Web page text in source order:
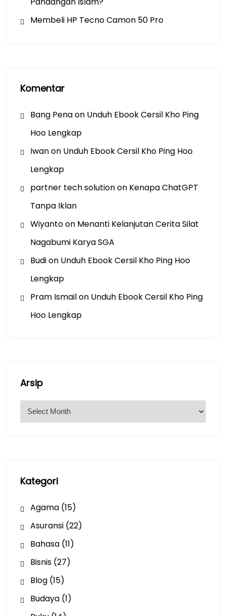
Membeli HP Tecno Camon 50 Pro
Komentar
Bang Penaon Unduh Ebook Cersil Kho Ping
Hoo Lengkap
Iwanon Unduh Ebook Cersil Kho Ping Hoo
Lengkap
partner tech solutionon Kenapa ChatGPT
Tanpa Iklan
Wiyantoon Menanti Kelanjutan Cerita Silat
Nagabumi Karya SGA
Budion Unduh Ebook Cersil Kho Ping Hoo
Lengkap
Pram Ismailon Unduh Ebook Cersil Kho Ping
Hoo Lengkap
Arsip
Kategori
Agama(15)
Asuransi(22)
Bahasa(11)
Bisnis(27)
Blog(15)
Budaya(1)